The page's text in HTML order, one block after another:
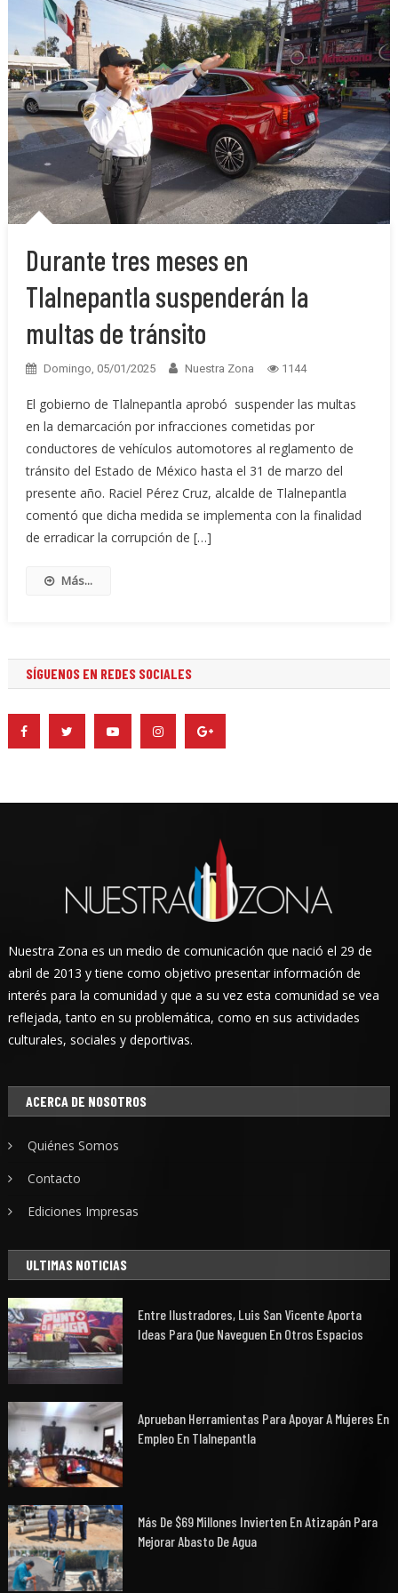
Durante tres meses en
Tlalnepantla suspenderán la
multas de tránsito
Domingo, 05/01/2025 Nuestra Zona 1144
El gobierno de Tlalnepantla aprobó suspender las multas
en la demarcación por infracciones cometidas por
conductores de vehículos automotores al reglamento de
tránsito del Estado de México hasta el 31 de marzo del
presente año. Raciel Pérez Cruz, alcalde de Tlalnepantla
comentó que dicha medida se implementa con la finalidad
de erradicar la corrupción de […]
Más...
SÍGUENOS EN REDES SOCIALES
Nuestra Zona es un medio de comunicación que nació el 29 de
abril de 2013 y tiene como objetivo presentar información de
interés para la comunidad y que a su vez esta comunidad se vea
reflejada, tanto en su problemática, como en sus actividades
culturales, sociales y deportivas.
ACERCA DE NOSOTROS
Quiénes Somos
Contacto
Ediciones Impresas
ULTIMAS NOTICIAS
Entre Ilustradores, Luis San Vicente Aporta
Ideas Para Que Naveguen En Otros Espacios
Aprueban Herramientas Para Apoyar A Mujeres En
Empleo En Tlalnepantla
Más De $69 Millones Invierten En Atizapán Para
Mejorar Abasto De Agua